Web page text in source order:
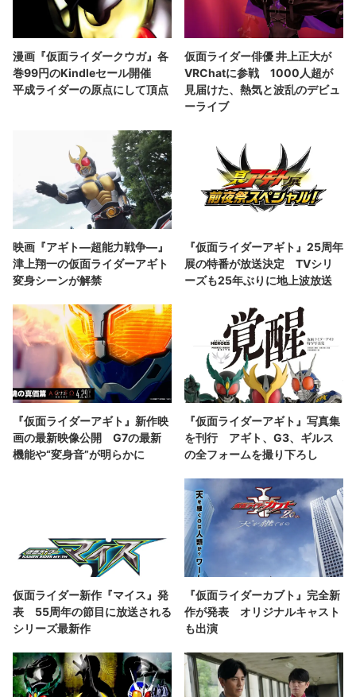
漫画『仮面ライダークウガ』各
巻99円のKindleセール開催
平成ライダーの原点にして頂点
仮面ライダー俳優 井上正大が
VRChatに参戦 1000人超が
見届けた、熱気と波乱のデビュ
ーライブ
映画『アギト—超能力戦争—』
津上翔一の仮面ライダーアギト
変身シーンが解禁
『仮面ライダーアギト』25周年
展の特番が放送決定 TVシリ
ーズも25年ぶりに地上波放送
『仮面ライダーアギト』新作映
画の最新映像公開 G7の最新
機能や“変身音”が明らかに
『仮面ライダーアギト』写真集
を刊行 アギト、G3、ギルス
の全フォームを撮り下ろし
仮面ライダー新作『マイス』発
表 55周年の節目に放送される
シリーズ最新作
『仮面ライダーカブト』完全新
作が発表 オリジナルキャスト
も出演